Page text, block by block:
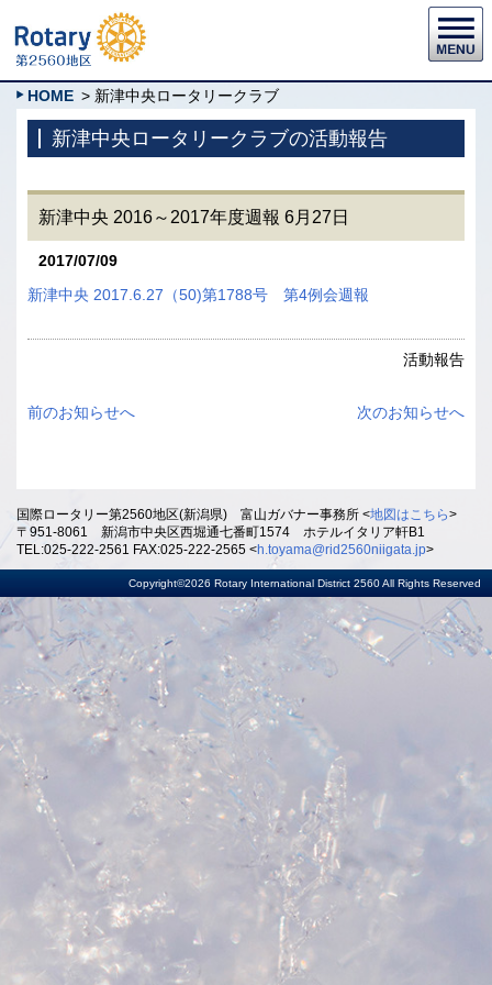
HOME > 新津中央ロータリークラブ
新津中央ロータリークラブの活動報告
新津中央 2016～2017年度週報 6月27日
2017/07/09
新津中央 2017.6.27（50)第1788号 第4例会週報
活動報告
前のお知らせへ 次のお知らせへ
国際ロータリー第2560地区(新潟県) 富山ガバナー事務所 <地図はこちら>
〒951-8061 新潟市中央区西堀通七番町1574 ホテルイタリア軒B1
TEL:025-222-2561 FAX:025-222-2565 <h.toyama@rid2560niigata.jp>
Copyright©2026 Rotary International District 2560 All Rights Reserved